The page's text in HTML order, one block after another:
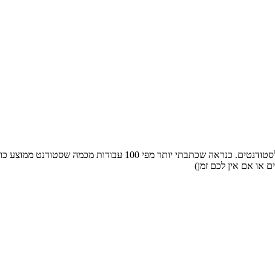
לסטודנטים. כנראה שכתבתי יותר מפי 100
או אם אין לכם זמן)